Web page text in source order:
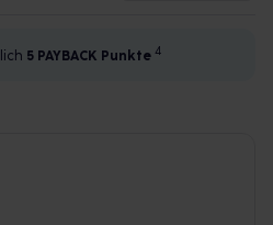
5 PAYBACK Punkte 4